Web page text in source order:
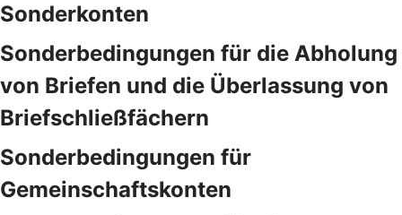
Sonderkonten
Sonderbedingungen für die Abholung
von Briefen und die Überlassung von
Briefschließfächern
Sonderbedingungen für
Gemeinschaftskonten